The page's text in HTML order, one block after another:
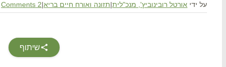
על ידי אורטל רובינוביץ', מנכ"לית|תזונה ואורח חיים בריא|
2 Comments
שיתוף